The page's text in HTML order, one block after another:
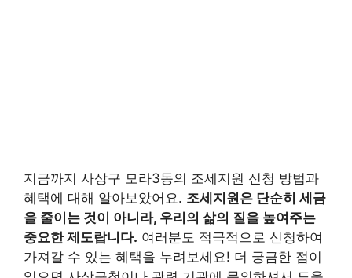
지금까지 사상구 모라3동의 조세지원 신청 방법과
혜택에 대해 알아보았어요. 조세지원은 단순히 세금
을 줄이는 것이 아니라, 우리의 삶의 질을 높여주는
중요한 제도랍니다. 여러분도 적극적으로 신청하여
가져갈 수 있는 혜택을 누려보세요! 더 궁금한 점이